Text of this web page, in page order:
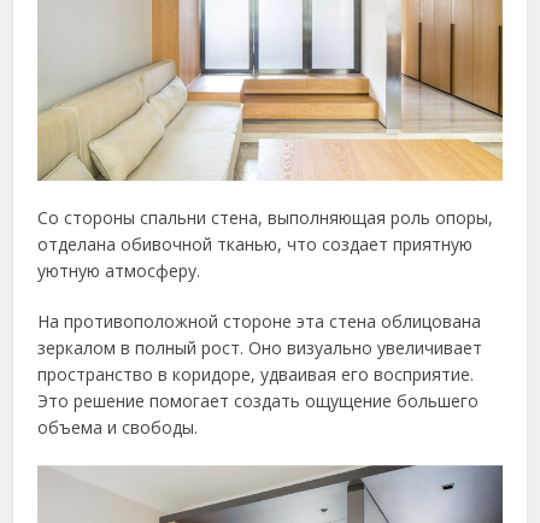
Со стороны спальни стена, выполняющая роль опоры,
отделана обивочной тканью, что создает приятную
уютную атмосферу.
На противоположной стороне эта стена облицована
зеркалом в полный рост. Оно визуально увеличивает
пространство в коридоре, удваивая его восприятие.
Это решение помогает создать ощущение большего
объема и свободы.